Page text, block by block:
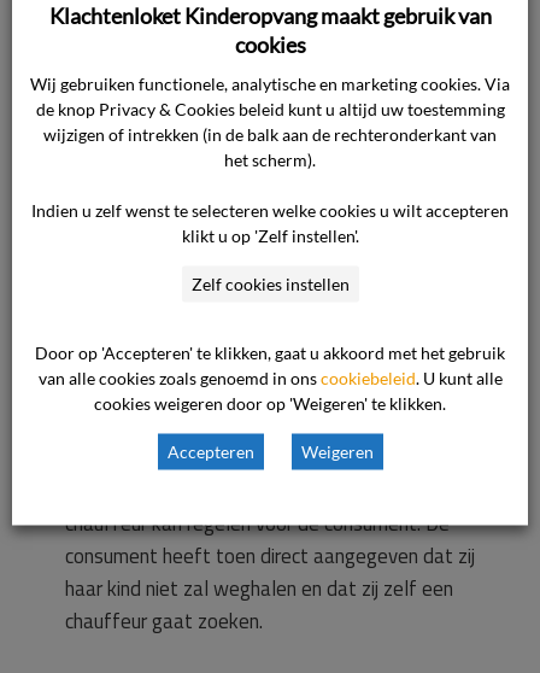
verantwoordelijk is voor het veilig en volgens
afspraak ophalen en brengen van het kind van
de consument naar de opvang. De
vestigingsmanager heeft haar excuses
aangeboden en gaf aan dat de chauffeur dit
betreffende chauffeur de eigenaar van de
kinderen om onduidelijke redenen heeft
Twee weken hierna heeft consument tijdens
een gesprek vernomen dat zij een andere
opvang moet gaan zoeken voor haar kind
chauffeur kan regelen voor de consument. De
consument heeft toen direct aangegeven dat zij
haar kind niet zal weghalen en dat zij zelf een
chauffeur gaat zoeken.
Klachtenloket Kinderopvang maakt gebruik van
cookies
Wij gebruiken functionele, analytische en marketing cookies. Via
de knop Privacy & Cookies beleid kunt u altijd uw toestemming
wijzigen of intrekken (in de balk aan de rechteronderkant van
het scherm).
Indien u zelf wenst te selecteren welke cookies u wilt accepteren
klikt u op 'Zelf instellen'.
Zelf cookies instellen
Door op 'Accepteren' te klikken, gaat u akkoord met het gebruik
van alle cookies zoals genoemd in onscookiebeleid. U kunt alle
cookies weigeren door op 'Weigeren' te klikken.
Accepteren Weigeren